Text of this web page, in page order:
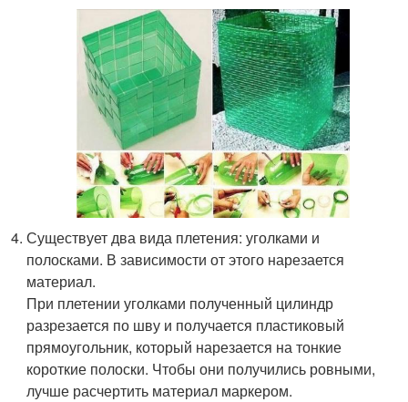
Существует два вида плетения: уголками и
полосками. В зависимости от этого нарезается
материал.
При плетении уголками полученный цилиндр
разрезается по шву и получается пластиковый
прямоугольник, который нарезается на тонкие
короткие полоски. Чтобы они получились ровными,
лучше расчертить материал маркером.